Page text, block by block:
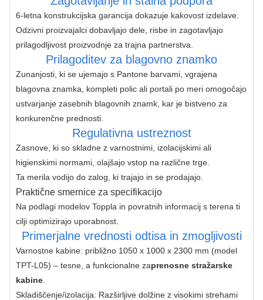
6-letna konstrukcijska garancija dokazuje kakovost izdelave.
Odzivni proizvajalci dobavljajo dele, risbe in zagotavljajo
prilagodljivost proizvodnje za trajna partnerstva.
Prilagoditev za blagovno znamko
Zunanjosti, ki se ujemajo s Pantone barvami, vgrajena
blagovna znamka, kompleti polic ali portali po meri omogočajo
ustvarjanje zasebnih blagovnih znamk, kar je bistveno za
konkurenčne prednosti.
Regulativna ustreznost
Zasnove, ki so skladne z varnostnimi, izolacijskimi ali
higienskimi normami, olajšajo vstop na različne trge.
Ta merila vodijo do zalog, ki trajajo in se prodajajo.
Praktične smernice za specifikacijo
Na podlagi modelov Toppla in povratnih informacij s terena ti
cilji optimizirajo uporabnost.
Primerjalne vrednosti odtisa in zmogljivosti
Varnostne kabine: približno 1050 x 1000 x 2300 mm (model
TPT-L05) – tesne, a funkcionalne zaprenosne stražarske
kabine
Skladiščenje/izolacija: Razširljive dolžine z visokimi strehami